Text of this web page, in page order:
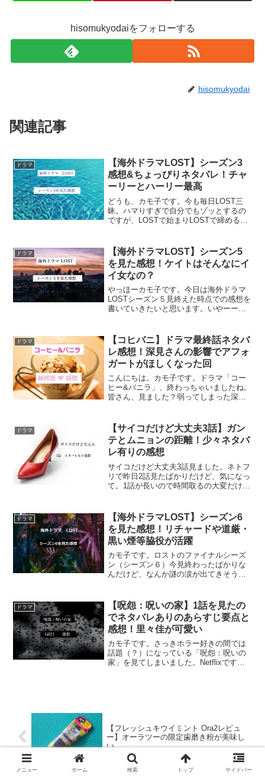
hisomukyodaiをフォローする
hisomukyodai
関連記事
ドラマ
【海外ドラマLOST】シーズン3
感想&ちょっぴりネタバレ！チャ
ーリーとハーリー最高
どうも、カモ子です。今も毎日LOST三
昧。ハマりすぎで自分でもゾッとするの
ですが、LOSTで始まりLOSTで締める毎
いきます。今回はシーズン３！(でもね、
実はもう既にシ...
ドラマ
【海外ドラマLOST】シーズン5
を見た感想！ケイトはそんなにイ
イ女なの？
やっほーカモ子です。今日は海外ドラマ
LOSTシーズン５見終えた時点での感想を
書いていきたいと思います。いやーー、
ーーー！！大丈夫かーー！！さて。いつ
も通りシーズンごとの...
ドラマ
【コヒバニ】ドラマ最終話ネタバ
レ感想！深見さんの影響でアフォ
ガートがほしくなった回
こんにちは。カモ子です。ドラマ「コー
ヒー&バニラ」、終わっちゃいましたね。
皆さん、見ました？弱ってしまった深見
またコヒバニについて書きますね。それ
ではレッツゴーーー！！...
ドラマ
【サイコだけど大丈夫3話】ガン
テとムニョンの距離！少々ネタバ
レ有りの感想
サイコだけど大丈夫3話見ました。ネトフ
リで昨日2話見たばかりだけど、気になっ
て。1話が長いので時間取るの大変だけ
書籍 キム・スヒョン、ソ・イェジ、オ・
ジョンセ主演ドラ...
ドラマ
【海外ドラマLOST】シーズン6
を見た感想！リチャードや道厳・
黒い煙等脇役が活躍
カモ子です。ロストのファイナルシーズ
ン（シーズン６）今見終わったばかりな
んだけど、なんか謎の涙が出てきそうな
の！？とガラにもなくしばらく浸れそ
う。もう～～胸いっぱい！全部書...
ドラマ
【呪怨：呪いの家】1話を見たの
でネタバレありのあらすじ要点と
感想！里々佳が可愛い
カモ子です。さっきホラー好きの間では
話題（？）になっている「呪怨：呪いの
家」を見てしまいました。Netflixです。
【フレッシュキウイミント Ora2レビュ
ー】オーラツーの限定歯磨き粉が美味し
い
メニュー ホーム 検索 トップ サイドバー